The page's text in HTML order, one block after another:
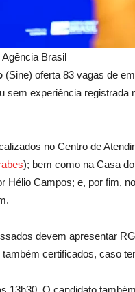
Agência Brasil
(Sine) oferta 83 vagas de
sem experiência
no Centro de
); bem como na Casa
Hélio Campos; e, por fim,
devem apresentar
certificados, caso
13h30. O candidato